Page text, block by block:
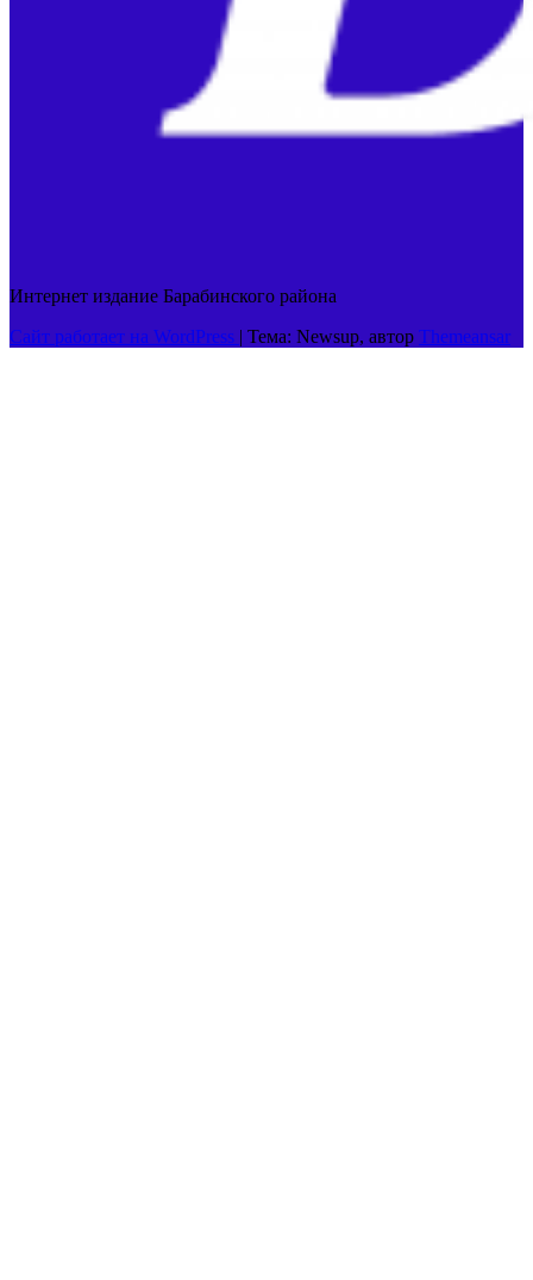
Интернет издание Барабинского района
Сайт работает на WordPress | Тема: Newsup, автор Themeansar